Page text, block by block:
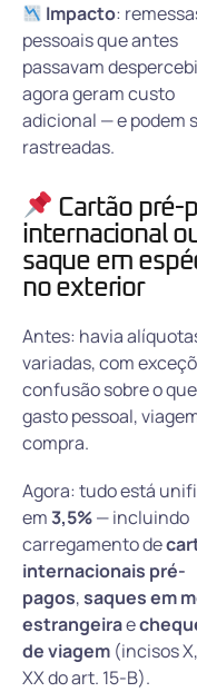
Impacto:
pessoais que antes
passavam
agora geram custo
adicional — e podem
rastreadas.
Cartão pré-
internacional
saque em
no exterior
Antes: havia
variadas, com
confusão sobre o
gasto pessoal,
compra.
Agora: tudo está
em3,5%— incluindo
carregamento de
internacionais pré-
pagos,saques em
estrangeirae
de viagem (incisos
XX do art. 15-B).